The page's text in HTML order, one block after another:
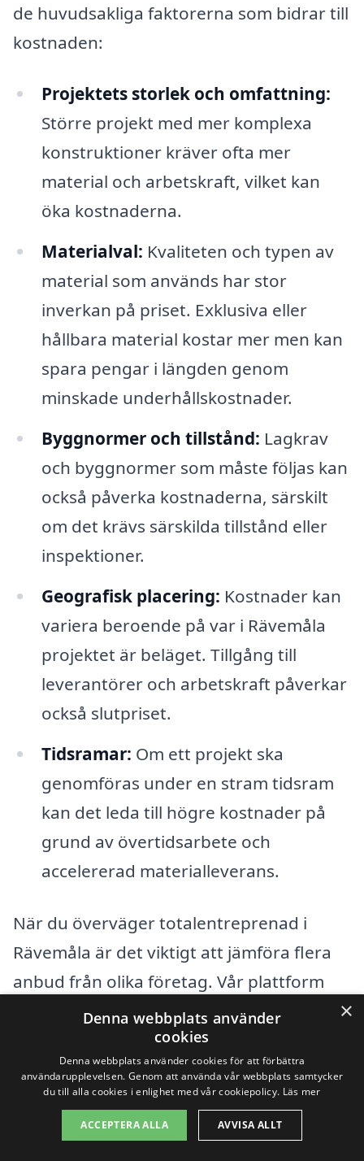
de huvudsakliga faktorerna som bidrar till
kostnaden:
Projektets storlek och omfattning:
Större projekt med mer komplexa
konstruktioner kräver ofta mer
material och arbetskraft, vilket kan
öka kostnaderna.
Materialval: Kvaliteten och typen av
material som används har stor
inverkan på priset. Exklusiva eller
hållbara material kostar mer men kan
spara pengar i längden genom
minskade underhållskostnader.
Byggnormer och tillstånd: Lagkrav
och byggnormer som måste följas kan
också påverka kostnaderna, särskilt
om det krävs särskilda tillstånd eller
inspektioner.
Geografisk placering: Kostnader kan
variera beroende på var i Rävemåla
projektet är beläget. Tillgång till
leverantörer och arbetskraft påverkar
också slutpriset.
Tidsramar: Om ett projekt ska
genomföras under en stram tidsram
kan det leda till högre kostnader på
grund av övertidsarbete och
accelererad materialleverans.
När du överväger totalentreprenad i
Rävemåla är det viktigt att jämföra flera
anbud från olika företag. Vår plattform
gör det enkelt att få erbjudanden från
lokala entreprenörer, vilket hjälper dig att
få en bättre förståelse för vad som är ett
rimligt pris för ditt specifika projekt.
Genom att samla in flera olika
×
Denna webbplats använder
cookies
Denna webbplats använder cookies för att förbättra
användarupplevelsen. Genom att använda vår webbplats samtycker
du till alla cookies i enlighet med vår cookiepolicy. Läs mer
ACCEPTERA ALLA AVVISA ALLT